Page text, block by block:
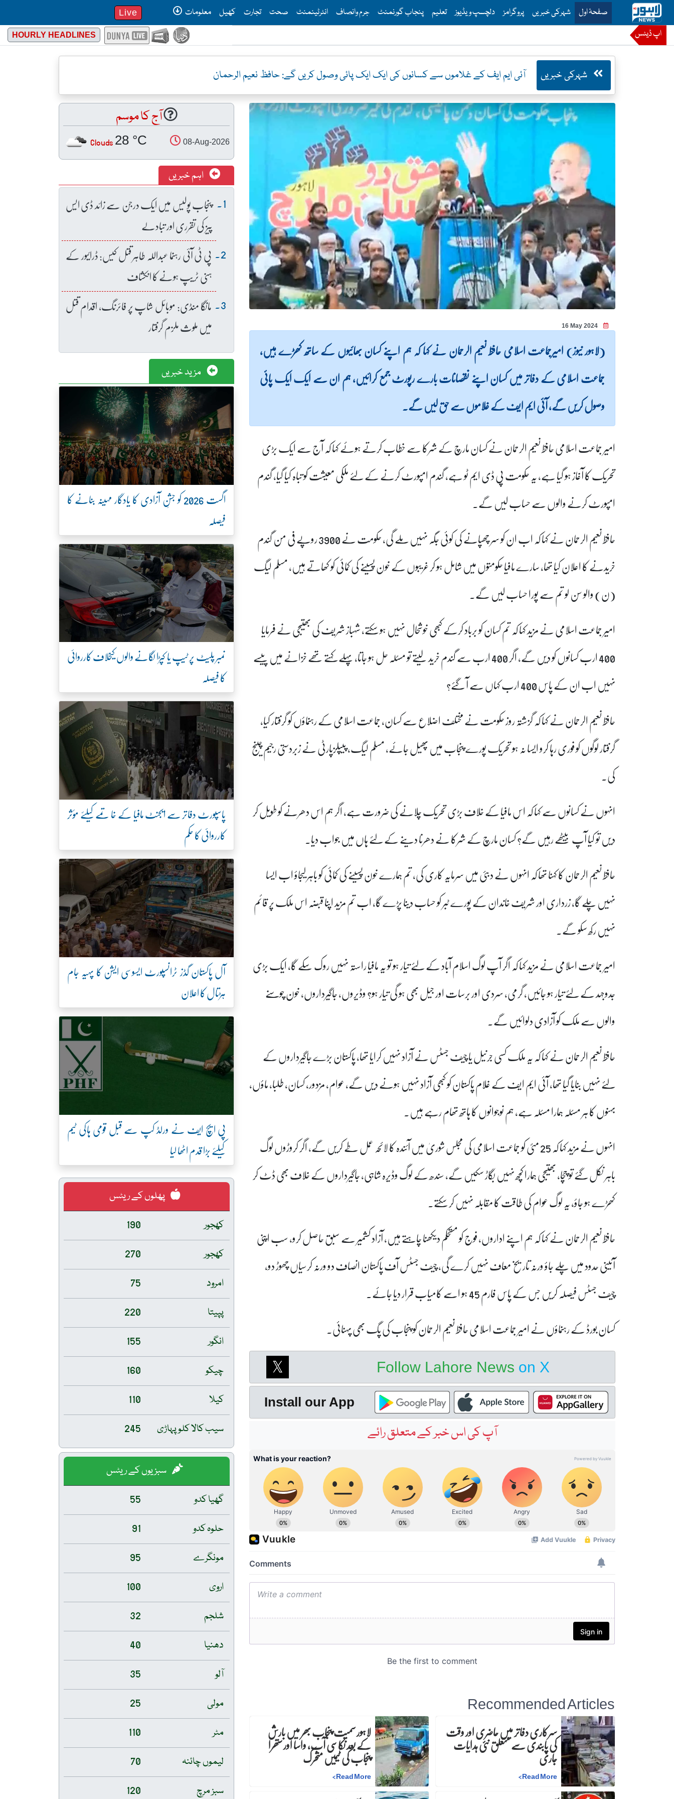
صفحۂ اولThis is the main menu for Lahore News
شہرکی خبریں پروگرامز دلچسپ ویڈیوز تعلیم پنجاب گورنمنٹ جرم وانصاف انٹرٹینمنٹ صحت تجارت کھیل معلومات Live
اپ ڈیٹس HOURLY HEADLINES
آئی ایم ایف کے غلاموں سے کسانوں کی ایک ایک پائی وصول کریں گے: حافظ نعیم الرحمان
16 May 2024
(لاہور نیوز) امیرجماعت اسلامی حافظ نعیم الرحمان نے کہا کہ ہم اپنے کسان بھائیوں کے ساتھ کھڑے ہیں،
جماعت اسلامی کے دفاتر میں کسان اپنے نقصانات بارے رپورٹ جمع کرائیں، ہم ان سے ایک ایک پائی
وصول کریں گے، آئی ایم ایف کے غلاموں سے حق لیں گے۔
امیر جماعت اسلامی حافظ نعیم الرحمان نے کسان مارچ کے شرکا سے خطاب کرتے ہوئے کہا کہ آج سے ایک بڑی
تحریک کا آغاز ہو گیا ہے، یہ حکومت پی ڈی ایم ٹو ہے، گندم امپورٹ کرنے کے لئے ملکی معیشت کو تباہ کیا گیا، گندم
امپورٹ کرنے والوں سے حساب لیں گے۔
حافظ نعیم الرحمان نے کہا کہ اب ان کو سر چھپانے کی کوئی جگہ نہیں ملے گی، حکومت نے 3900 روپے فی من گندم
خریدنے کا اعلان کیا تھا، سارے مافیا حکومتوں میں شامل ہو کر غریبوں کے خون پسینے کی کمائی کو کھاتے ہیں، مسلم لیگ
(ن) والو سن لو تم سے پورا حساب لیں گے۔
امیر جماعت اسلامی نے مزید کہا کہ تم کسان کو برباد کرکے کبھی خوشحال نہیں ہو سکتے، شہباز شریف کی بھتیجی نے فرمایا
400 ارب کسانوں کو دیں گے، اگر 400 ارب سے گندم خرید لیتے تو مسئلہ حل ہو جاتا، پہلے کہتے تھے خزانے میں پیسے
نہیں اب ان کے پاس 400 ارب کہاں سے آ گئے؟
حافظ نعیم الرحمان نے کہا کہ گزشتہ روز حکومت نے مختلف اضلاع سے کسان، جماعت اسلامی کے رہنماؤں کو گرفتار کیا،
گرفتار لوگوں کو فوری رہا کرو ایسا نہ ہو تحریک پورے پنجاب میں پھیل جائے، مسلم لیگ، پیپلزپارٹی نے زبردستی رجیم چینج
کی۔
انہوں نے کسانوں سے کہا کہ اس مافیا کے خلاف بڑی تحریک چلانے کی ضرورت ہے، اگر ہم اس دھرنے کو طویل کر
دیں تو کیا آپ بیٹھے رہیں گے؟ کسان مارچ کے شرکا نے دھرنا دینے کے لئے ہاں میں جواب دیا۔
حافظ نعیم الرحمان کا کہنا تھا کہ انہوں نے دبئی میں سرمایہ کاری کی، تم ہمارے خون پسینے کی کمائی کو باہر لیجاؤ اب ایسا
نہیں چلے گا، زرداری اور شریف خاندان کے پورے ٹبر کو حساب دینا پڑے گا، اب تم مزید اپنا قبضہ اس ملک پر قائم
نہیں رکھ سکو گے۔
امیر جماعت اسلامی نے مزید کہا کہ اگر آپ لوگ اسلام آباد کے لئے تیار ہو تو یہ مافیا راستہ نہیں روک سکے گا، ایک بڑی
جدوجہد کے لئے تیار ہو جائیں، گرمی، سردی اور برسات اور جیل بھی ہو گی تیار ہو؟ وڈیروں، جاگیرداروں، خون چوسنے
والوں سے ملک کو آزادی دلوائیں گے۔
حافظ نعیم الرحمان نے کہا کہ یہ ملک کسی جرنیل یا چیف جسٹس نے آزاد نہیں کرایا تھا، پاکستان بڑے جاگیرداروں کے
لئے نہیں بنایا گیا تھا، آئی ایم ایف کے غلام پاکستان کو کبھی آزاد نہیں ہونے دیں گے، عوام، مزدور، کسان، طلبا، ماؤں،
بہنوں کا ہر مسئلہ ہمارا مسئلہ ہے، ہم نوجوانوں کا ہاتھ تھام رہے ہیں۔
انہوں نے مزید کہا کہ 25 مئی کو جماعت اسلامی کی مجلس شوریٰ میں آئندہ کا لائحہ عمل طے کریں گے، اگر کروڑوں لوگ
باہر نکل گئے تو چچا، بھتیجی ہمارا کچھ نہیں بگاڑ سکیں گے، سندھ کے لوگ وڈیرہ شاہی، جاگیرداروں کے خلاف بھی ڈٹ کر
کھڑے ہو جاؤ، یہ لوگ عوام کی طاقت کا مقابلہ نہیں کر سکتے۔
حافظ نعیم الرحمان نے کہا کہ ہم اپنے اداروں، فوج کو مستحکم دیکھنا چاہتے ہیں، آزاد کشمیر سے سبق حاصل کرو، سب اپنی
آئینی حدود میں چلے جاؤ ورنہ تاریخ معاف نہیں کرے گی، چیف جسٹس آف پاکستان انصاف دو ورنہ کرسیاں چھوڑ دو،
چیف جسٹس فیصلہ کریں جس کے پاس فارم 45 ہو اسے کامیاب قرار دیا جائے۔
کسان بورڈ کے رہنماؤں نے امیر جماعت اسلامی حافظ نعیم الرحمان کو پنجاب کی پگ بھی پہنائی۔
Follow Lahore News on X
Install our App
آپ کی اس خبر کے متعلق رائے
Recommended Articles
سرکاری دفاتر میں حاضری اور وقت
کی پابندی سے متعلق نئی ہدایات
جاری
Read More
>
لاہور سمیت پنجاب بھر میں بارش
کے بعد نکاسی آب، واسا اور ستھرا
پنجاب کی ٹیمیں متحرک
Read More
>
آج کا موسم
08-Aug-2026
28 °C
Clouds
اہم خبریں
پنجاب پولیس میں ایک درجن سے زائد ڈی ایس
پیز کی تقرری اور تبادلے
پی ٹی آئی رہنما عبداللہ طاہر قتل کیس: ڈرائیور کے
ہنی ٹریپ ہونے کا انکشاف
مانگا منڈی: موبائل شاپ پر فائرنگ، اقدام قتل
میں ملوث ملزم گرفتار
مزید خبریں
اگست 2026 کو جشنِ آزادی کا یادگار مہینہ بنانے کا
فیصلہ
نمبر پلیٹ پر ٹیپ یا کپڑا لگانے والوں کیخلاف کارروائی
کا فیصلہ
پاسپورٹ دفاتر سے ایجنٹ مافیا کے خاتمے کیلئے مؤثر
کارروائی کا حکم
آل پاکستان گڈز ٹرانسپورٹ ایسوسی ایشن کا پہیہ جام
ہڑتال کا اعلان
پی ایچ ایف نے ورلڈ کپ سے قبل قومی ہاکی ٹیم
کیلئے بڑا قدم اٹھا لیا
پھلوں کے ریٹس
کھجور
190
کھجور
270
امرود
75
پپیتا
220
انگور
155
چیکو
160
کیلا
110
سیب کالا کلو پہاڑی
245
سبزیوں کے ریٹس
گھیا کدو
55
حلوہ کدو
91
مونگرے
95
اروی
100
شلجم
32
دھنیا
40
آلو
35
مولی
25
مٹر
110
لیموں چائنہ
70
سبز مرچ
120